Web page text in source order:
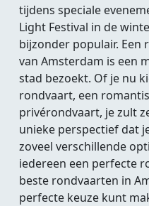
tijdens speciale
Light Festival in de
bijzonder populair.
van Amsterdam is een
stad bezoekt. Of je nu
rondvaart, een
privérondvaart, je zult
unieke perspectief dat
zoveel verschillende
iedereen een perfecte
beste rondvaarten in
perfecte keuze kunt